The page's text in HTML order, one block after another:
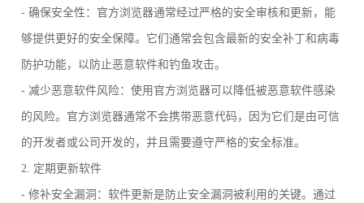
- 确保安全性：官方浏览器通常经过严格的安全审核和更新，能
够提供更好的安全保障。它们通常会包含最新的安全补丁和病毒
防护功能，以防止恶意软件和钓鱼攻击。
- 减少恶意软件风险：使用官方浏览器可以降低被恶意软件感染
的风险。官方浏览器通常不会携带恶意代码，因为它们是由可信
的开发者或公司开发的，并且需要遵守严格的安全标准。
2. 定期更新软件
- 修补安全漏洞：软件更新是防止安全漏洞被利用的关键。通过